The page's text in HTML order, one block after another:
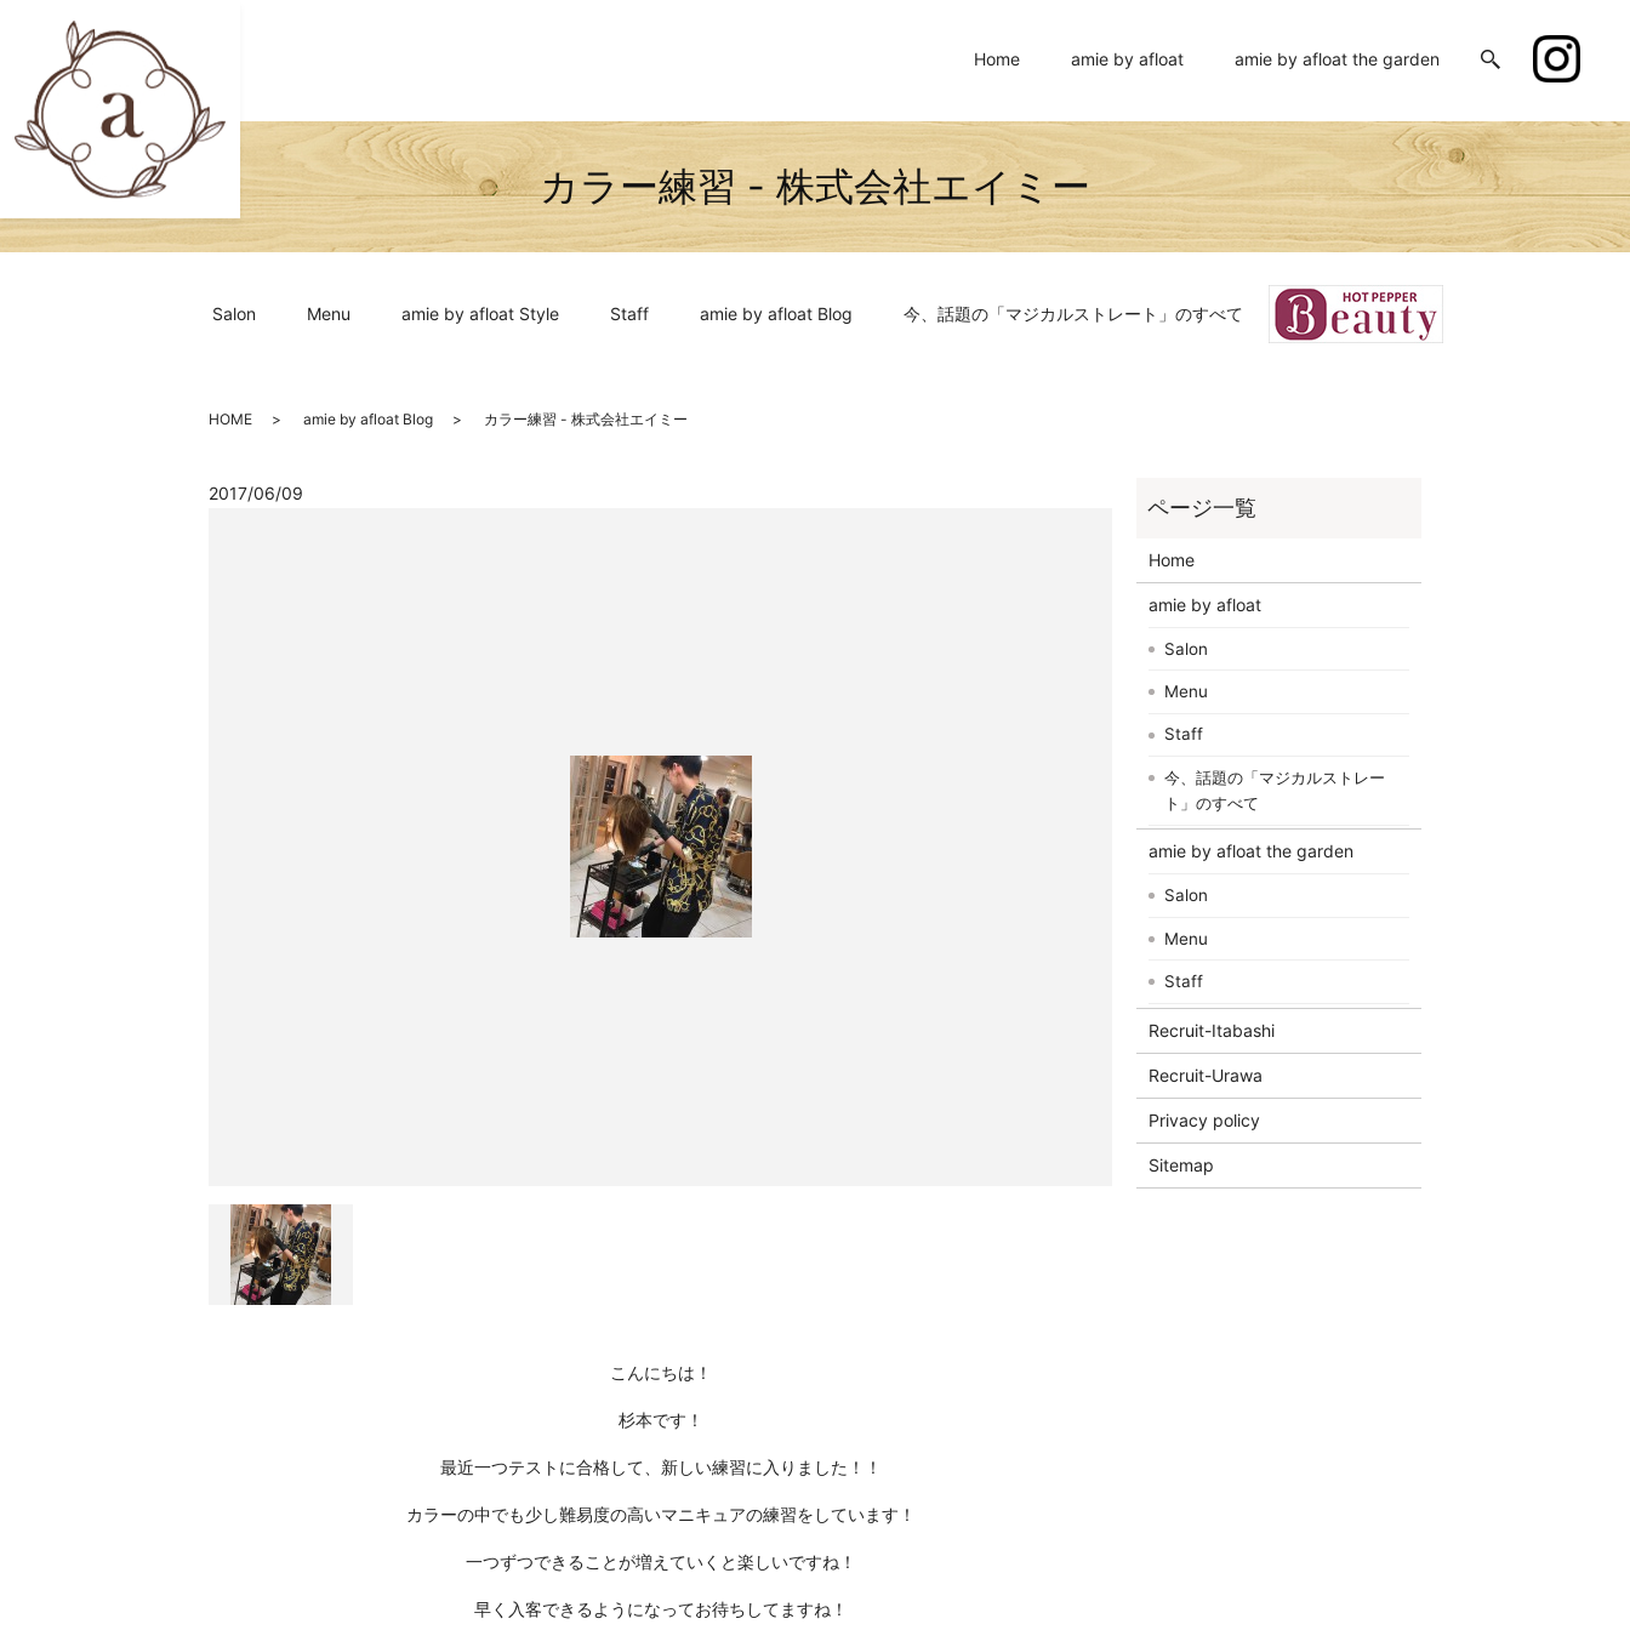
Home amie by afloat amie by afloat the garden
Salon Menu amie by afloat Style Staff amie by afloat Blog 今、話題の「マジカルストレート」のすべて
カラー練習 - 株式会社エイミー
HOME amie by afloat Blog カラー練習 - 株式会社エイミー
2017/06/09
こんにちは！
杉本です！
最近一つテストに合格して、新しい練習に入りました！！
カラーの中でも少し難易度の高いマニキュアの練習をしています！
一つずつできることが増えていくと楽しいですね！
早く入客できるようになってお待ちしてますね！
Home
amie by afloat
Salon
Menu
Staff
今、話題の「マジカルストレー
ト」のすべて
amie by afloat the garden
Salon
Menu
Staff
Recruit-Itabashi
Recruit-Urawa
Privacy policy
Sitemap